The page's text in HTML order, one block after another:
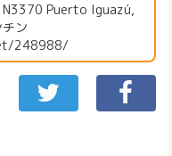
Puerto Iguazú,
ン
248988/